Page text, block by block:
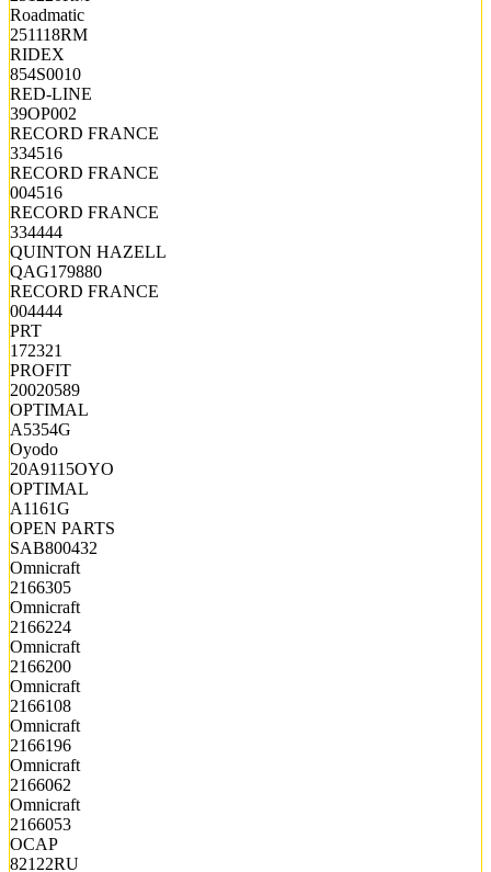
Roadmatic
251118RM
RIDEX
854S0010
RED-LINE
39OP002
RECORD FRANCE
334516
RECORD FRANCE
004516
RECORD FRANCE
334444
QUINTON HAZELL
QAG179880
RECORD FRANCE
004444
PRT
172321
PROFIT
20020589
OPTIMAL
A5354G
Oyodo
20A9115OYO
OPTIMAL
A1161G
OPEN PARTS
SAB800432
Omnicraft
2166305
Omnicraft
2166224
Omnicraft
2166200
Omnicraft
2166108
Omnicraft
2166196
Omnicraft
2166062
Omnicraft
2166053
OCAP
82122RU